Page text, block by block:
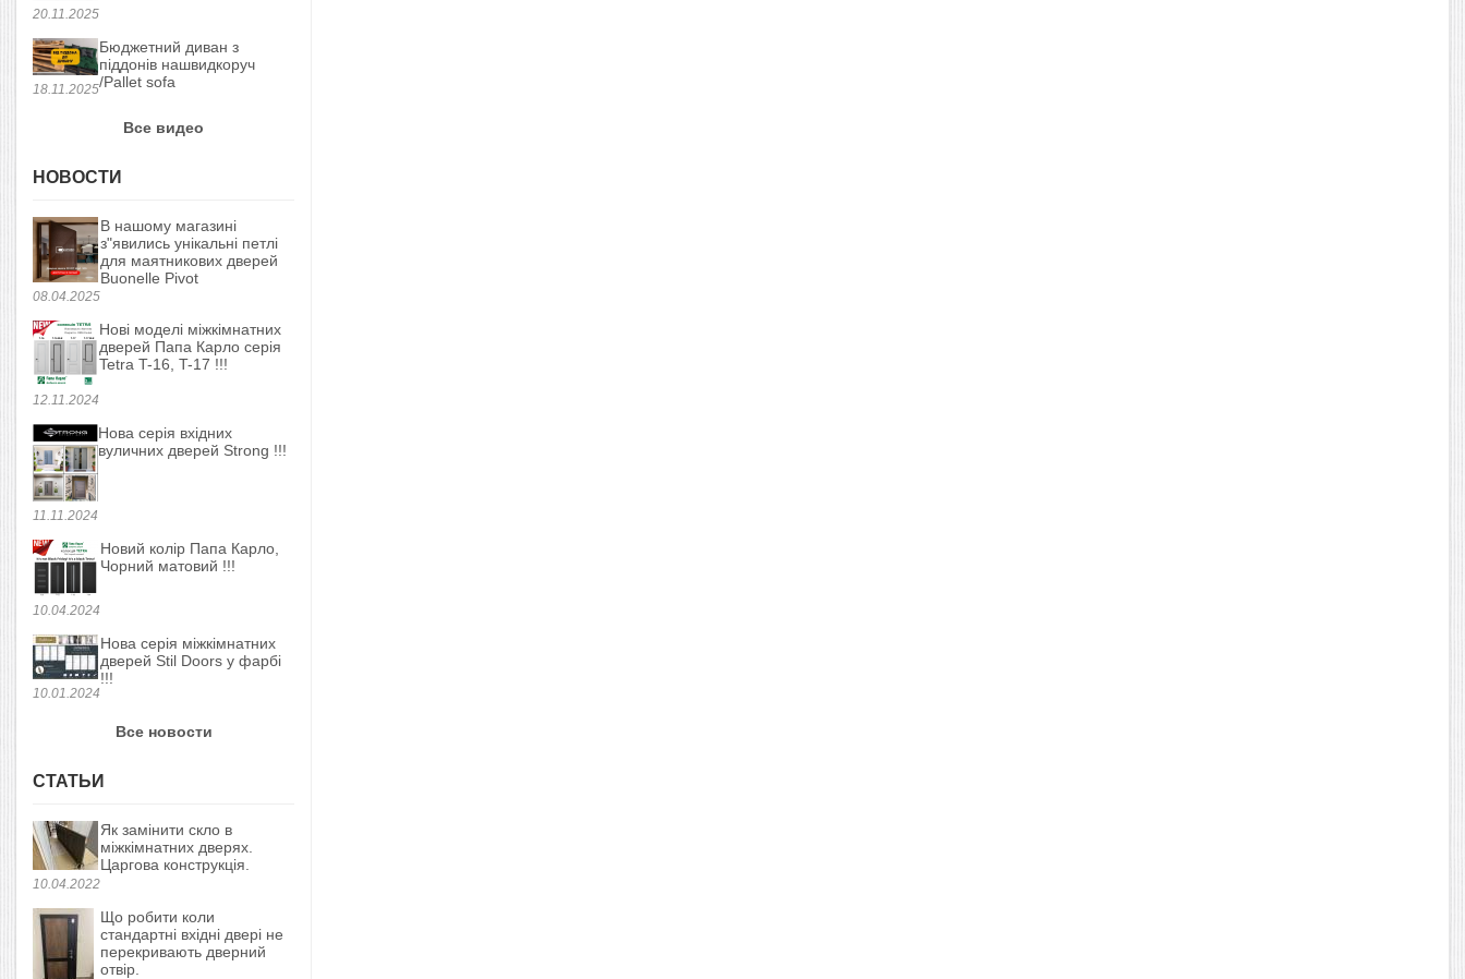
20.11.2025
18.11.2025
Бюджетний диван з
піддонів нашвидкоруч
/Pallet sofa
Все видео
НОВОСТИ
08.04.2025
В нашому магазині
з"явились унікальні петлі
для маятникових дверей
Buonelle Pivot
12.11.2024
Нові моделі міжкімнатних
дверей Папа Карло серія
Tetra T-16, T-17 !!!
11.11.2024
Нова серія вхідних
вуличних дверей Strong !!!
10.04.2024
Новий колір Папа Карло,
Чорний матовий !!!
10.01.2024
Нова серія міжкімнатних
дверей Stil Doors у фарбі
!!!
Все новости
СТАТЬИ
10.04.2022
Як замінити скло в
міжкімнатних дверях.
Царгова конструкція.
Що робити коли
стандартні вхідні двері не
перекривають дверний
отвір.